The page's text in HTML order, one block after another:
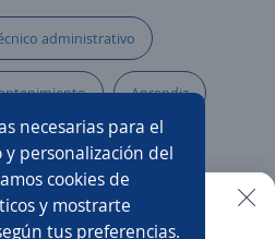
necesarias para el
personalización del
cookies de
y mostrarte
tus preferencias.
administrativo
Aprendiz
Técnico/a en sistemas
administrativo
fácil en la app